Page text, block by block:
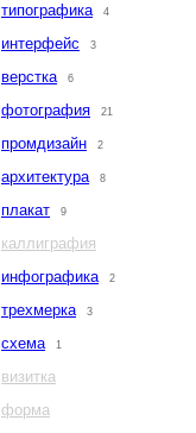
типографика 4
интерфейс 3
верстка 6
фотография 21
промдизайн 2
архитектура 8
плакат 9
каллиграфия
инфографика
2
трехмерка 3
схема 1
визитка
форма